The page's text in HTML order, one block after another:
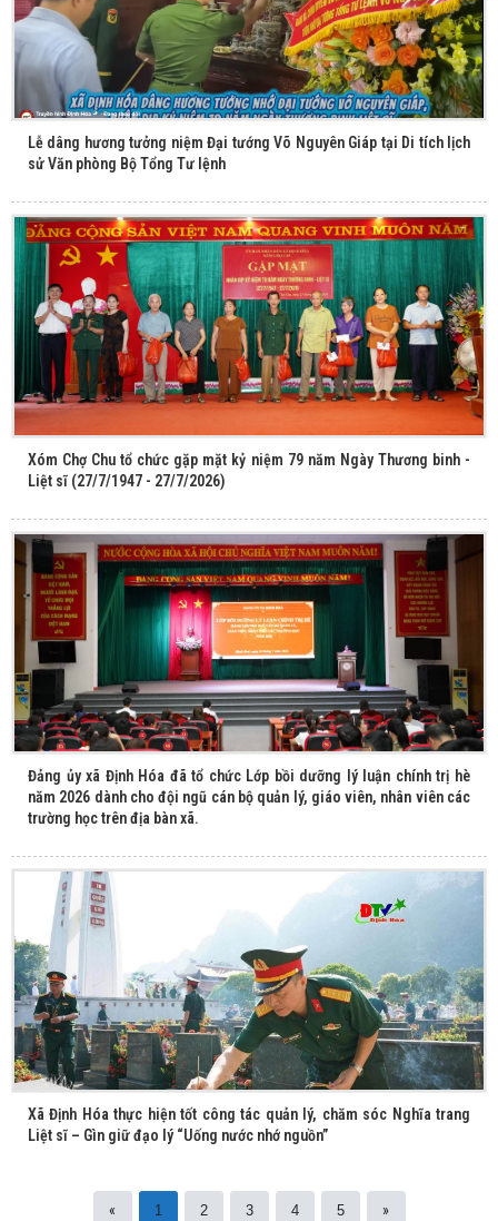
Lễ dâng hương tưởng niệm Đại tướng Võ Nguyên Giáp tại Di tích lịch
sử Văn phòng Bộ Tổng Tư lệnh
Xóm Chợ Chu tổ chức gặp mặt kỷ niệm 79 năm Ngày Thương binh -
Liệt sĩ (27/7/1947 - 27/7/2026)
Đảng ủy xã Định Hóa đã tổ chức Lớp bồi dưỡng lý luận chính trị hè
năm 2026 dành cho đội ngũ cán bộ quản lý, giáo viên, nhân viên các
trường học trên địa bàn xã.
Xã Định Hóa thực hiện tốt công tác quản lý, chăm sóc Nghĩa trang
Liệt sĩ – Gìn giữ đạo lý “Uống nước nhớ nguồn”
« 1 2 3 4 5 »